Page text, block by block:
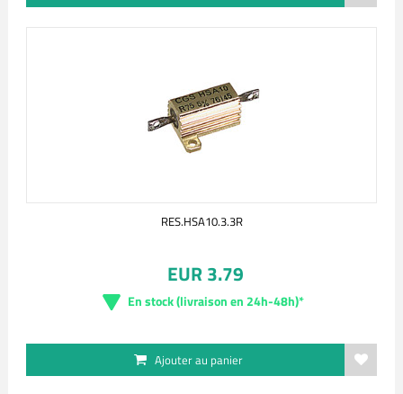
RES.HSA10.3.3R
EUR 3.79
En stock (livraison en 24h-48h)*
Ajouter au panier